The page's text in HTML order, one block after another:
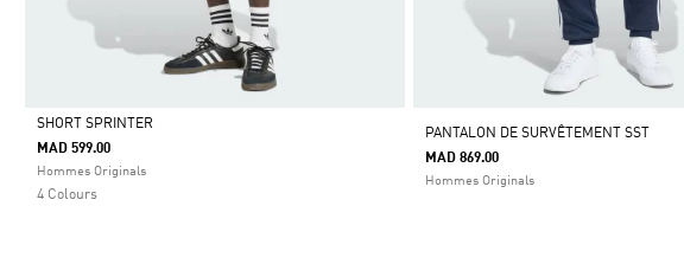
Selected
SHORT SPRINTER
MAD 599.00
Hommes Originals
4 Colours
PANTALON DE SURVÊTEMENT SST
MAD 869.00
Hommes Originals